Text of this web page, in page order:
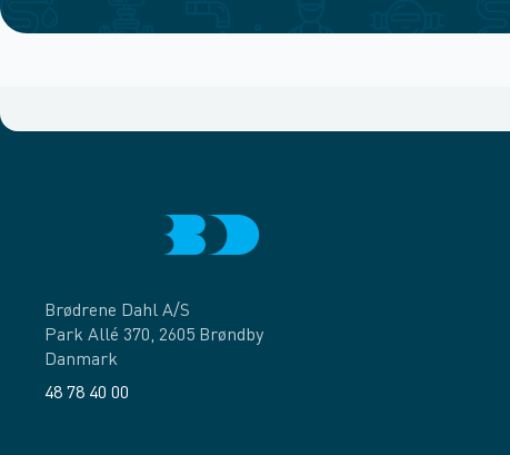
Brødrene Dahl A/S
Park Allé 370, 2605 Brøndby
Danmark
48 78 40 00